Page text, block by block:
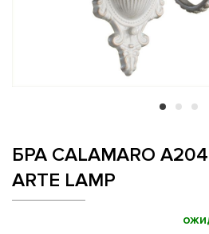
БРА CALAMARO
ARTE LAMP